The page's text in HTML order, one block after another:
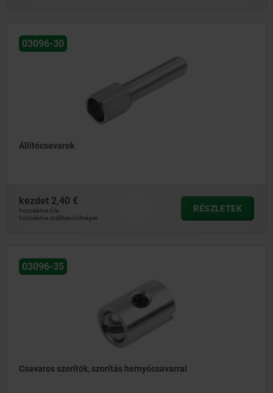
03096-30
Állítócsavarok
kezdet 2,40 €
hozzáértve Áfa
hozzáértve szállítási költségek
RÉSZLETEK
03096-35
Csavaros szorítók, szorítás hernyócsavarral